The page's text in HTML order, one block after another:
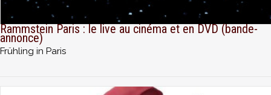
Rammstein Paris : le live au cinéma et en DVD (bande-
annonce)
Frühling in Paris